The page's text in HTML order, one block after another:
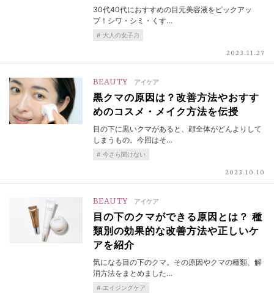
30代40代におすすめの目元美容液をピックアッ
プ！シワ・シミ・くす…
大人の女子力
2023.11.27
BEAUTY アイケア
黒クマの原因は？改善方法やおすす
めのコスメ・メイク方法を伝授
目の下に黒いクマがあると、顔全体がどんよりして
しまうもの。今回はそ…
今さら聞けない
2023.10.10
BEAUTY アイケア
目の下のクマができる原因とは？ 種
類別の効果的な改善方法や正しいケ
アを紹介
気になる目の下のクマ。その原因やクマの種類、解
消方法をまとめました…
エイジングケア